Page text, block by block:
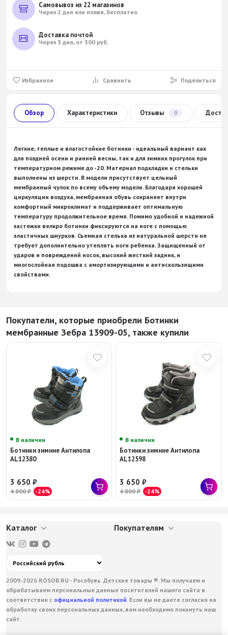
Самовывоз из 22 магазинов
Через 2 дня или позже, бесплатно
Доставка почтой
Через 3 дня, от 300 руб.
Избранное Сравнить Поделиться
Обзор Характеристики Отзывы 0
Легкие, теплые и влагостойкие ботинки - идеальный вариант как
для поздней осени и ранней весны, так и для зимних прогулок при
температурном режиме до -20. Материал подкладки и стельки
выполнены из шерсти. В модели присутствует цельный
мембранный чулок по всему объему модели. Благодаря хорошей
циркуляции воздуха, мембранная обувь сохраняет внутри
комфортный микроклимат и поддерживает оптимальную
температуру продолжительное время. Помимо удобной и надежной
застежки велкро ботинки фиксируются на ноге с помощью
эластичных шнурков. Съемная стелька из натуральной шерсти не
требует дополнительно утеплять ноги ребенка. Защищенный от
ударов и повреждений носок, высокий жесткий задник, и
многослойная подошва с амортизирующими и антискользящими
свойствами.
Покупатели, которые приобрели Ботинки
мембранные Зебра 13909-05, также купили
В наличии
Ботинки зимние Антилопа
AL12380
3 650₽
4 800₽ -24%
В наличии
Ботинки зимние Антилопа
AL12598
3 650₽
4 800₽ -24%
Каталог Покупателям
2009-2026 ROSOB.RU - Рособувь. Детские товары ®. Мы получаем и
обрабатываем персональные данные посетителей нашего сайта в
соответствии с официальной политикой . Если вы не даете согласия на
обработку своих персональных данных, вам необходимо покинуть наш
сайт.